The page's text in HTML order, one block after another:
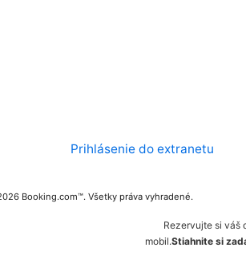
Prihlásenie do extranetu
Booking.com™. Všetky práva vyhradené.
Rezervujte si váš
mobil.Stiahnite si